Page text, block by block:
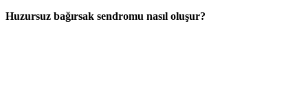
Huzursuz bağırsak sendromu nasıl oluşur?